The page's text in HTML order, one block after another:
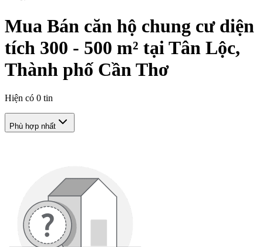
Mua Bán căn hộ chung cư diện
tích 300 - 500 m² tại Tân Lộc,
Thành phố Cần Thơ
Hiện có 0 tin
Phù hợp nhất